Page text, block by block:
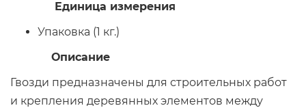
Единица измерения
Упаковка (1 кг.)
Описание
Гвозди предназначены для строительных работ
и крепления деревянных элементов между